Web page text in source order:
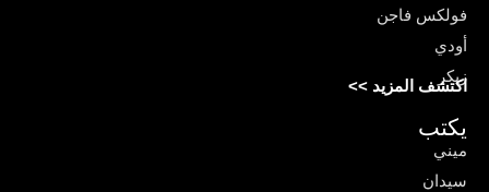
فولكس فاجن
أودي
زيكر
اكتشف المزيد >>
يكتب
ميني
سيدان